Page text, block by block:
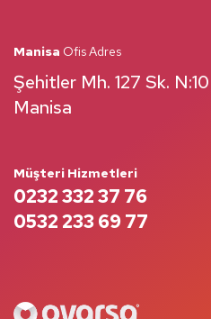
Manisa Ofis Adres
Şehitler Mh. 127 Sk.
Manisa
Müşteri Hizmetleri
0232 332 37 76
0532 233 69 77